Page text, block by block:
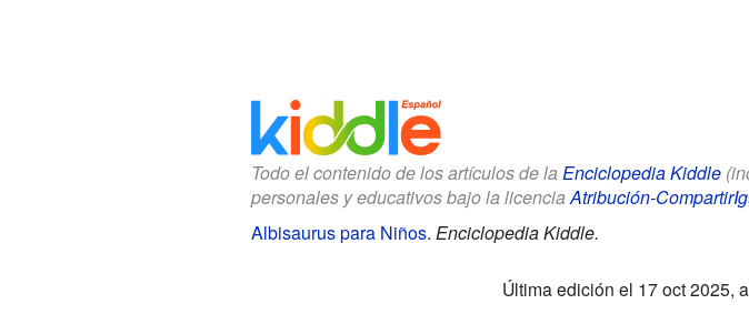
Todo el contenido de los artículos de la Enciclopedia Kiddle
personales y educativos bajo la licenciaAtribución-
Albisaurus para Niños. Enciclopedia Kiddle.
Última edición el 17 oct 2025,